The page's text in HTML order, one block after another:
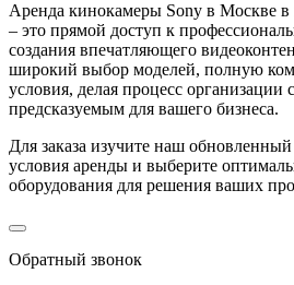
Аренда кинокамеры Sony в Москве в
– это прямой доступ к
создания впечатляющего
широкий выбор моделей, полную
условия, делая процесс организации
предсказуемым для вашего бизнеса.
Для заказа изучите наш обновленный
условия аренды и выберите
оборудования для решения ваших
Обратный звонок